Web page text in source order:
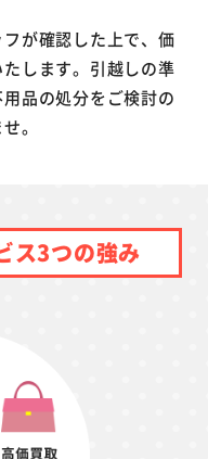
が確認した上で、価
します。引越しの準
品の処分をご検討の
。
ス3つの強み